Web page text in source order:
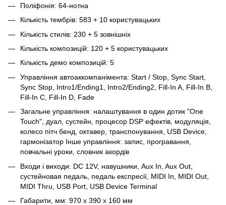
Поліфонія: 64-нотна
Кількість тембрів: 583 + 10 користувацьких
Кількість стилів: 230 + 5 зовнішніх
Кількість композицій: 120 + 5 користувацьких
Кількість демо композицій: 5
Управління автоаккомпанімента: Start / Stop, Sync Start,
Sync Stop, Intro1/Ending1, Intro2/Ending2, Fill-In A, Fill-In B,
Fill-In C, Fill-In D, Fade
Загальне управління: налаштування в один дотик "One
Touch", дуал, сустейн, процесор DSP ефектів, модуляція,
колесо пітч бенд, октавер, транспонування, USB Device,
гармонізатор Інше управління: запис, програвання,
повчальні уроки, словник акордів
Входи і виходи: DC 12V, навушники, Aux In, Aux Out,
сустейновая педаль, педаль експресії, MIDI In, MIDI Out,
MIDI Thru, USB Port, USB Device Terminal
Габарити, мм: 970 х 390 х 160 мм